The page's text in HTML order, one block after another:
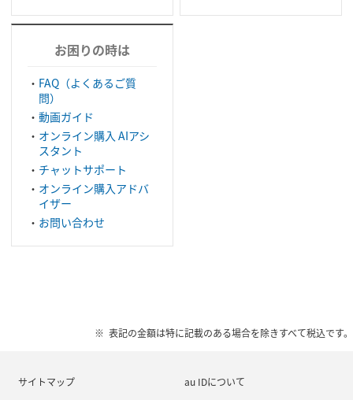
お困りの時は
FAQ（よくあるご質
問）
動画ガイド
オンライン購入 AIアシ
スタント
チャットサポート
オンライン購入アドバ
イザー
お問い合わせ
表記の金額は特に記載のある場合を除きすべて税込です。
サイトマップ au IDについて